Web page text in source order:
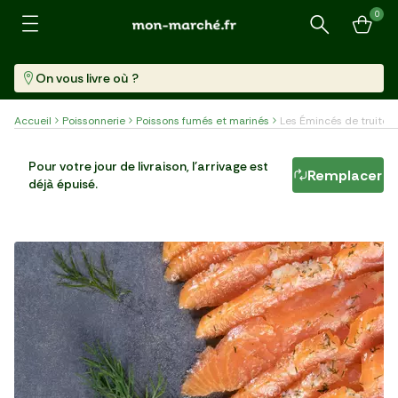
Recherche
0
On vous livre où ?
Accueil Poissonnerie Poissons fumés et marinés Les Émincés de truite
citron
Pour votre jour de livraison, l'arrivage est
déjà épuisé.
Remplacer